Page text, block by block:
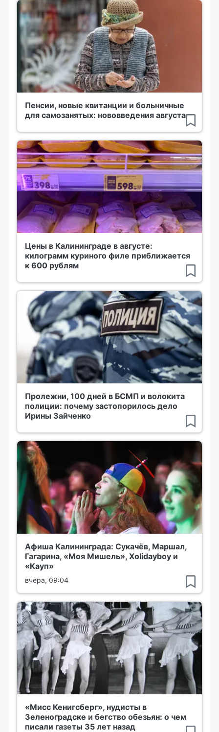
Пенсии, новые квитанции и больничные
для самозанятых: нововведения августа
Цены в Калининграде в августе:
килограмм куриного филе приближается
к 600 рублям
Пролежни, 100 дней в БСМП и волокита
полиции: почему застопорилось дело
Ирины Зайченко
Афиша Калининграда: Сукачёв, Маршал,
Гагарина, «Моя Мишель», Xolidayboy и
«Кауп»
вчера, 09:04
«Мисс Кенигсберг», нудисты в
Зеленоградске и бегство обезьян: о чем
писали газеты 35 лет назад